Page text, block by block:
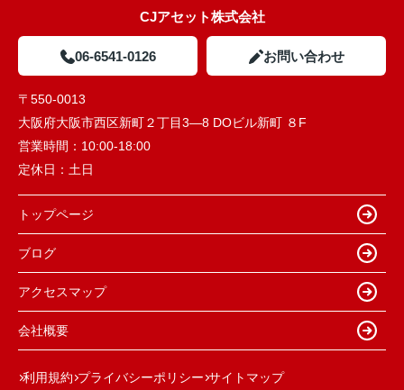
CJアセット株式会社
06-6541-0126 お問い合わせ
〒550-0013
大阪府大阪市西区新町２丁目3―8 DOビル新町 ８F
営業時間： 10:00-18:00
定休日： 土日
トップページ
ブログ
アクセスマップ
会社概要
利用規約 プライバシーポリシー サイトマップ